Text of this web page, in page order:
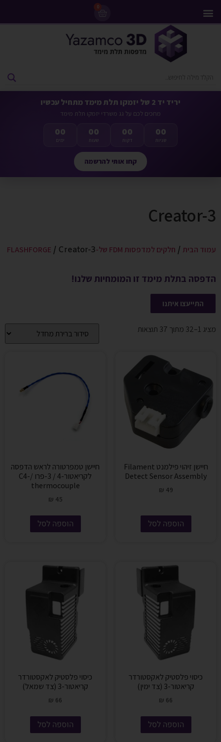
0
יריד יד 2 של יזמקו תלת מימד מתחיל עכשיו
מחכים לכם על גג משרדי יזמקו תלת מימד
00
ימים
00
שעות
00
דקות
00
שניות
קחו אותי להרשמה
Creator-3
עמוד הבית / חלקים למדפסות FDM של-FLASHFORGE / Creator-3
הדפסה בתלת מימד זו המומחיות שלנו!
התייעצו איתנו
מציג 1–32 מתוך 37 תוצאות
חיישן זיהוי פילמנט Filament
Detect Sensor Assembly
₪ 49
הוספה לסל
חיישן טמפרטורה לראש הדפסה
לקריאטור-4 / 3-פרו /C4-
thermocouple
₪ 45
הוספה לסל
כיסוי פלסטיק לאקסטורדר
קריאטור-3 (צד ימין)
₪ 66
הוספה לסל
כיסוי פלסטיק לאקסטורדר
קריאטור-3 (צד שמאל)
₪ 66
הוספה לסל